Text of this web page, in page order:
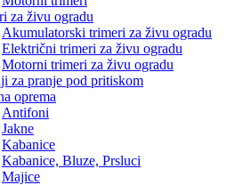
za živu ogradu
Akumulatorski trimeri za živu ogradu
Električni trimeri za živu ogradu
Motorni trimeri za živu ogradu
za pranje pod pritiskom
oprema
Antifoni
Jakne
Kabanice
Kabanice, Bluze, Prsluci
Majice